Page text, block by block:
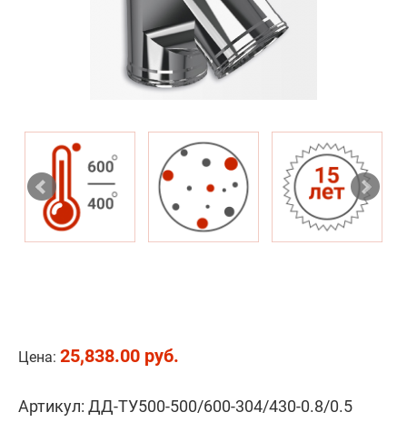
Цена: 25,838.00 руб.
Артикул: ДД-ТУ500-500/600-304/430-0.8/0.5